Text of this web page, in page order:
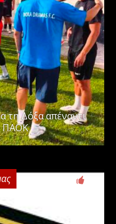
τη Δόξα απέναντι
ΠΑΟΚ